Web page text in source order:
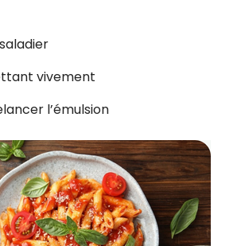
vivement
l’émulsion